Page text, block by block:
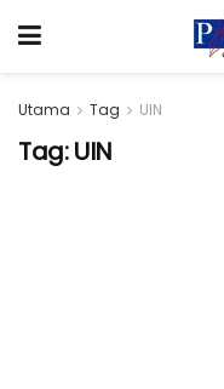
Utama Tag UIN
Tag:UIN